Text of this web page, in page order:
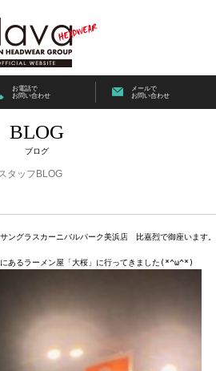
お電話で
お問い合わせ
メールで
お問い合わせ
BLOG
ブログ
タッフBLOG
ングラスカーニバルパーク美浜店　比嘉烈で御座います。